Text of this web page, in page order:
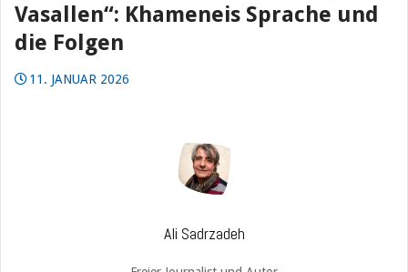
Vasallen“: Khameneis Sprache und
die Folgen
11. JANUAR 2026
Ali Sadrzadeh